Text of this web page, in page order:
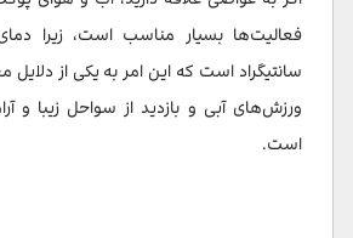
سانتیگراد است که این امر به یکی از دلایل
ورزش‌های آبی و بازدید از سواحل زیبا و
است.